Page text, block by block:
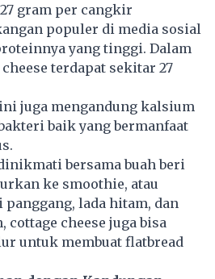
gram per cangkir
populer di media sosial
yang tinggi. Dalam
terdapat sekitar 27
juga mengandung kalsium
baik yang bermanfaat
bersama buah beri
ke smoothie, atau
lada hitam, dan
cottage cheese juga bisa
untuk membuat flatbread